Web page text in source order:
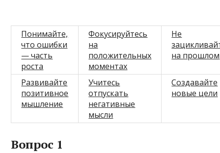
Понимайте,
что ошибки
— часть
роста
Фокусируйтесь
на
положительных
моментах
Не
на прошлом
Развивайте
позитивное
мышление
Учитесь
отпускать
негативные
мысли
Создавайте
новые цели
Вопрос 1